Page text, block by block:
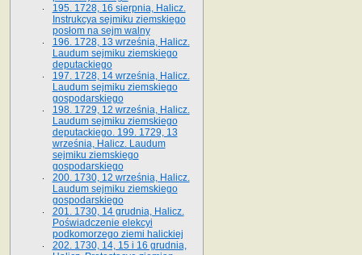
195. 1728, 16 sierpnia, Halicz.
Instrukcya sejmiku ziemskiego
posłom na sejm walny
196. 1728, 13 września, Halicz.
Laudum sejmiku ziemskiego
deputackiego
197. 1728, 14 września, Halicz.
Laudum sejmiku ziemskiego
gospodarskiego
198. 1729, 12 września, Halicz.
Laudum sejmiku ziemskiego
deputackiego. 199. 1729, 13
września, Halicz. Laudum
sejmiku ziemskiego
gospodarskiego
200. 1730, 12 września, Halicz.
Laudum sejmiku ziemskiego
gospodarskiego
201. 1730, 14 grudnia, Halicz.
Poświadczenie elekcyi
podkomorzego ziemi halickiej
202. 1730, 14, 15 i 16 grudnia,